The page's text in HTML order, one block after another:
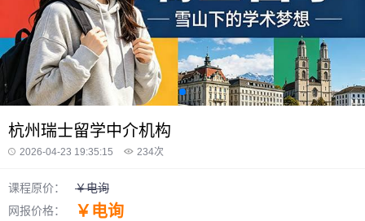
杭州瑞士留学中介机构
2026-04-23 19:35:15 234次
课程原价：
￥电询
网报价格：
￥电询